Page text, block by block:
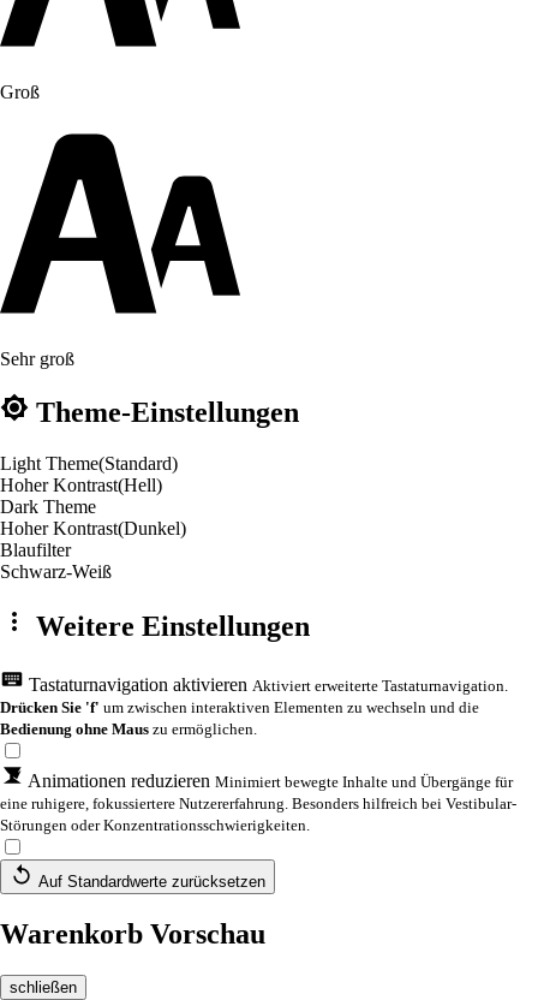
Groß
Sehr groß
Theme-Einstellungen
Light Theme(Standard)
Hoher Kontrast(Hell)
Dark Theme
Hoher Kontrast(Dunkel)
Blaufilter
Schwarz-Weiß
Weitere Einstellungen
Tastaturnavigation aktivieren Aktiviert erweiterte Tastaturnavigation.
Drücken Sie 'f' um zwischen interaktiven Elementen zu wechseln und die
Bedienung ohne Maus zu ermöglichen.
Animationen reduzieren Minimiert bewegte Inhalte und Übergänge für
eine ruhigere, fokussiertere Nutzererfahrung. Besonders hilfreich bei Vestibular-
Störungen oder Konzentrationsschwierigkeiten.
Auf Standardwerte zurücksetzen
Warenkorb Vorschau
schließen